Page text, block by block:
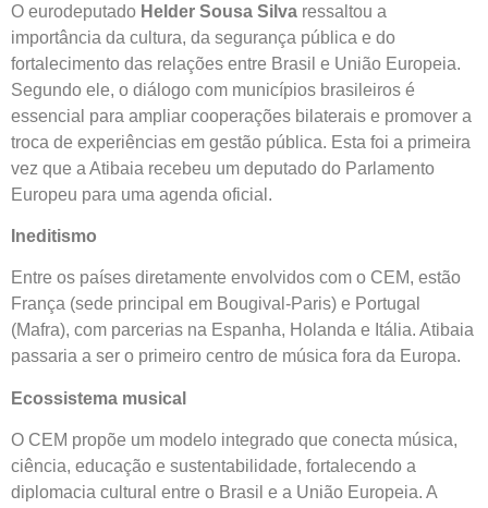
O eurodeputado Helder Sousa Silva ressaltou a
importância da cultura, da segurança pública e do
fortalecimento das relações entre Brasil e União Europeia.
Segundo ele, o diálogo com municípios brasileiros é
essencial para ampliar cooperações bilaterais e promover a
troca de experiências em gestão pública. Esta foi a primeira
vez que a Atibaia recebeu um deputado do Parlamento
Europeu para uma agenda oficial.
Ineditismo
Entre os países diretamente envolvidos com o CEM, estão
França (sede principal em Bougival-Paris) e Portugal
(Mafra), com parcerias na Espanha, Holanda e Itália. Atibaia
passaria a ser o primeiro centro de música fora da Europa.
Ecossistema musical
O CEM propõe um modelo integrado que conecta música,
ciência, educação e sustentabilidade, fortalecendo a
diplomacia cultural entre o Brasil e a União Europeia. A